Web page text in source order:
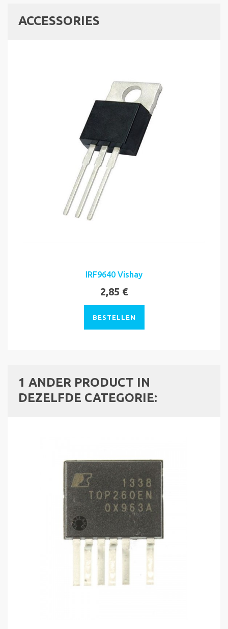
ACCESSORIES
IRF9640 Vishay
2,85 €
BESTELLEN
1 ANDER PRODUCT IN
DEZELFDE CATEGORIE: